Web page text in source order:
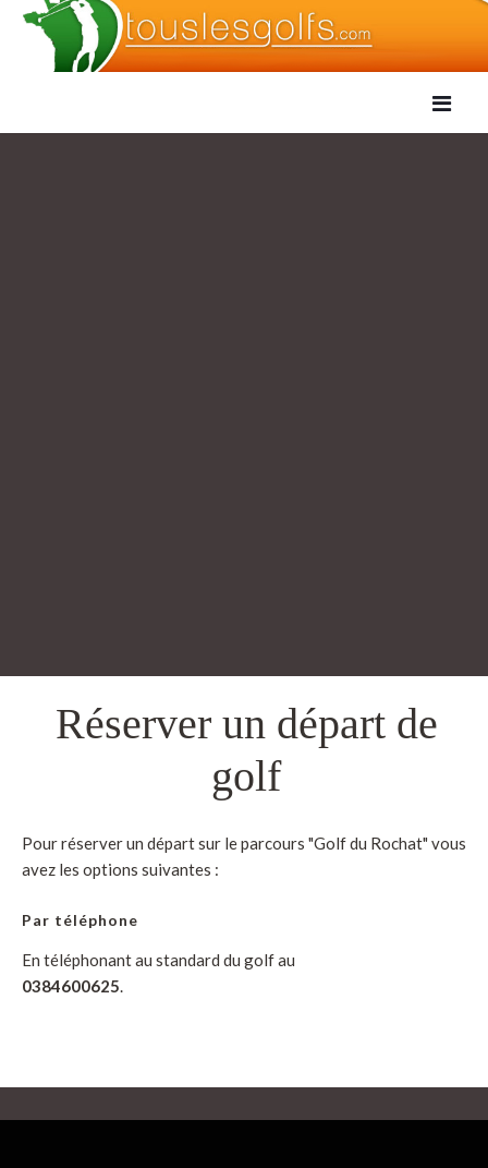
Réserver un départ de
golf
Pour réserver un départ sur le parcours "Golf du Rochat" vous
avez les options suivantes :
Par téléphone
En téléphonant au standard du golf au
0384600625.